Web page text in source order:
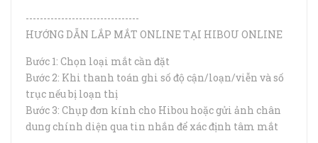
--------------------------------
HƯỚNG DẪN LẮP MẮT ONLINE TẠI HIBOU ONLINE
Bước 1: Chọn loại mắt cần đặt
Bước 2: Khi thanh toán ghi số độ cận/loạn/viễn và số
trục nếu bị loạn thị
Bước 3: Chụp đơn kính cho Hibou hoặc gửi ảnh chân
dung chính diện qua tin nhắn để xác định tâm mắt